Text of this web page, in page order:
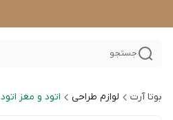
جستجو
بوتا آرت لوازم طراحی اتود و مغز اتود